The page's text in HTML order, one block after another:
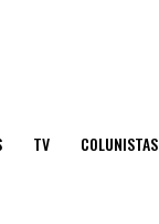
TV COLUNISTAS